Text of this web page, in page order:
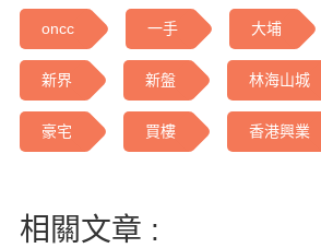
oncc 一手 大埔
新界 新盤 林海山城
豪宅 買樓 香港興業
相關文章 :